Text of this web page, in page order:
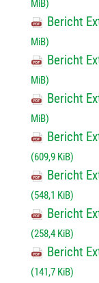
MiB)
Bericht
MiB)
Bericht
MiB)
Bericht
MiB)
Bericht
(609,9 KiB)
Bericht
(548,1 KiB)
Bericht
(258,4 KiB)
Bericht
(141,7 KiB)